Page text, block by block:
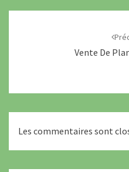
Vente De
Les commentaires sont